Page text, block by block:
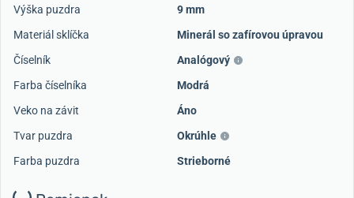
Výška puzdra
9 mm
Materiál sklíčka
Minerál so zafírovou úpravou
Číselník
Analógový
Farba číselníka
Modrá
Veko na závit
Áno
Tvar puzdra
Okrúhle
Farba puzdra
Strieborné